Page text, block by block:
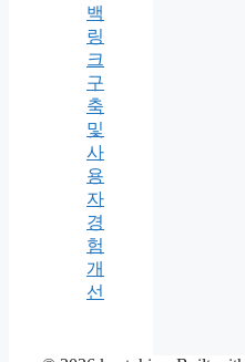
백
링
크
구
축
및
사
용
자
경
험
개
선